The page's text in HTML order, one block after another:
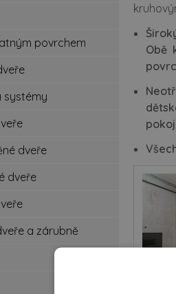
Obě
povrchem
systémy
dveře
dveře
a zárubně